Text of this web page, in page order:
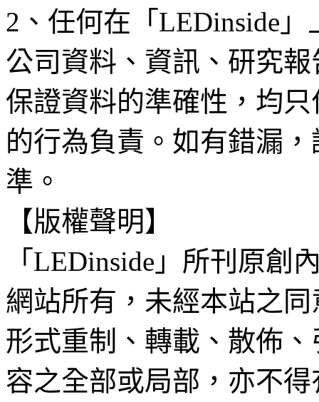
2、任何在「LEDinside
公司資料、資訊、研究
保證資料的準確性，均
的行為負責。如有錯漏
準。
【版權聲明】
「LEDinside」所刊原創
網站所有，未經本站之
形式重制、轉載、散佈
容之全部或局部，亦不